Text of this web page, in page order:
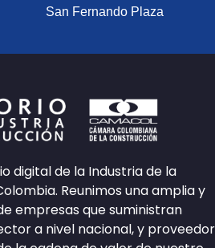
San Fernando Plaza
digital de la Industria de la
Reunimos una amplia y
empresas que suministran
a nivel nacional, y